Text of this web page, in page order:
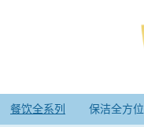
餐饮全系列 保洁全方位